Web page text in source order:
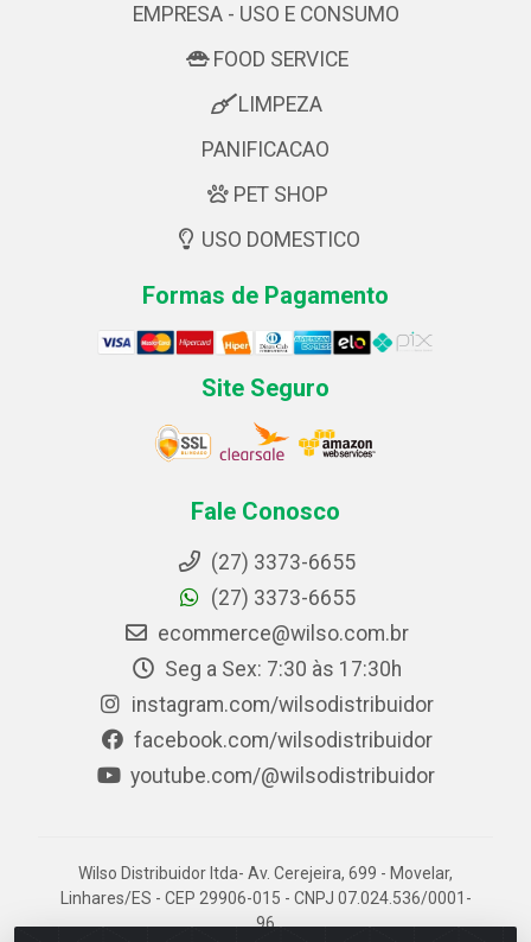
EMPRESA - USO E CONSUMO
FOOD SERVICE
LIMPEZA
PANIFICACAO
PET SHOP
USO DOMESTICO
Formas de Pagamento
Site Seguro
Fale Conosco
(27) 3373-6655
(27) 3373-6655
ecommerce@wilso.com.br
Seg a Sex: 7:30 às 17:30h
instagram.com/wilsodistribuidor
facebook.com/wilsodistribuidor
youtube.com/@wilsodistribuidor
Wilso Distribuidor ltda- Av. Cerejeira, 699 - Movelar,
Linhares/ES - CEP 29906-015 - CNPJ 07.024.536/0001-
96